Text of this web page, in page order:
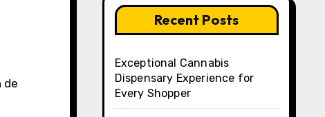
de
Recent Posts
Exceptional Cannabis
Dispensary Experience for
Every Shopper